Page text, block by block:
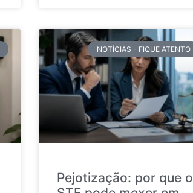
NOTÍCIAS - FIQUE ATENTO
Pejotização: por que o